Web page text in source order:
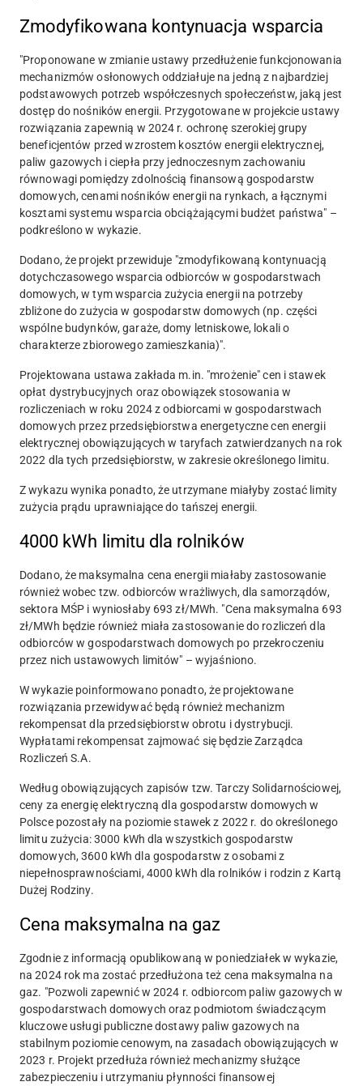
Zmodyfikowana kontynuacja wsparcia
"Proponowane w zmianie ustawy przedłużenie funkcjonowania
mechanizmów osłonowych oddziałuje na jedną z najbardziej
podstawowych potrzeb współczesnych społeczeństw, jaką jest
dostęp do nośników energii. Przygotowane w projekcie ustawy
rozwiązania zapewnią w 2024 r. ochronę szerokiej grupy
beneficjentów przed wzrostem kosztów energii elektrycznej,
paliw gazowych i ciepła przy jednoczesnym zachowaniu
równowagi pomiędzy zdolnością finansową gospodarstw
domowych, cenami nośników energii na rynkach, a łącznymi
kosztami systemu wsparcia obciążającymi budżet państwa" –
podkreślono w wykazie.
Dodano, że projekt przewiduje "zmodyfikowaną kontynuacją
dotychczasowego wsparcia odbiorców w gospodarstwach
domowych, w tym wsparcia zużycia energii na potrzeby
zbliżone do zużycia w gospodarstw domowych (np. części
wspólne budynków, garaże, domy letniskowe, lokali o
charakterze zbiorowego zamieszkania)".
Projektowana ustawa zakłada m.in. "mrożenie" cen i stawek
opłat dystrybucyjnych oraz obowiązek stosowania w
rozliczeniach w roku 2024 z odbiorcami w gospodarstwach
domowych przez przedsiębiorstwa energetyczne cen energii
elektrycznej obowiązujących w taryfach zatwierdzanych na rok
2022 dla tych przedsiębiorstw, w zakresie określonego limitu.
Z wykazu wynika ponadto, że utrzymane miałyby zostać limity
zużycia prądu uprawniające do tańszej energii.
4000 kWh limitu dla rolników
Dodano, że maksymalna cena energii miałaby zastosowanie
również wobec tzw. odbiorców wrażliwych, dla samorządów,
sektora MŚP i wyniosłaby 693 zł/MWh. "Cena maksymalna 693
zł/MWh będzie również miała zastosowanie do rozliczeń dla
odbiorców w gospodarstwach domowych po przekroczeniu
przez nich ustawowych limitów" – wyjaśniono.
W wykazie poinformowano ponadto, że projektowane
rozwiązania przewidywać będą również mechanizm
rekompensat dla przedsiębiorstw obrotu i dystrybucji.
Wypłatami rekompensat zajmować się będzie Zarządca
Rozliczeń S.A.
Według obowiązujących zapisów tzw. Tarczy Solidarnościowej,
ceny za energię elektryczną dla gospodarstw domowych w
Polsce pozostały na poziomie stawek z 2022 r. do określonego
limitu zużycia: 3000 kWh dla wszystkich gospodarstw
domowych, 3600 kWh dla gospodarstw z osobami z
niepełnosprawnościami, 4000 kWh dla rolników i rodzin z Kartą
Dużej Rodziny.
Cena maksymalna na gaz
Zgodnie z informacją opublikowaną w poniedziałek w wykazie,
na 2024 rok ma zostać przedłużona też cena maksymalna na
gaz. "Pozwoli zapewnić w 2024 r. odbiorcom paliw gazowych w
gospodarstwach domowych oraz podmiotom świadczącym
kluczowe usługi publiczne dostawy paliw gazowych na
stabilnym poziomie cenowym, na zasadach obowiązujących w
2023 r. Projekt przedłuża również mechanizmy służące
zabezpieczeniu i utrzymaniu płynności finansowej